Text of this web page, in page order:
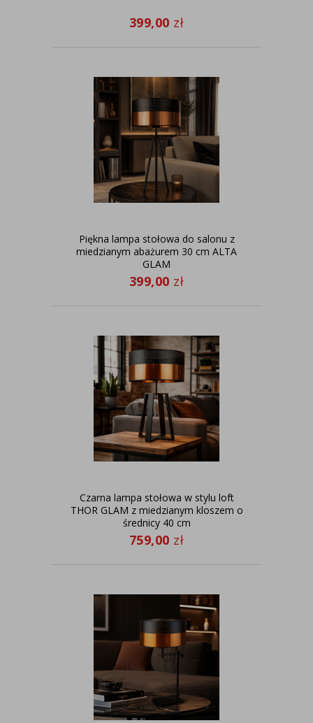
399,00 zł
Piękna lampa stołowa do salonu z
miedzianym abażurem 30 cm ALTA
GLAM
399,00 zł
Czarna lampa stołowa w stylu loft
THOR GLAM z miedzianym kloszem o
średnicy 40 cm
759,00 zł